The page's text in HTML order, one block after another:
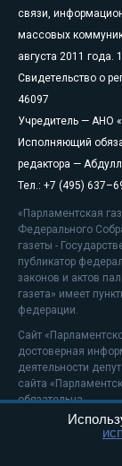
связи,
массовых
августа 2011 года.
Свидетельство о
46097
Учредитель — АНО
Исполняющий
редактора —
Тел.: +7 (495)
«Парламентская
Федерального
газеты -
публикатор
законов и актов
газета» имеет
федерации.
Сайт
достоверная
деятельности
сайта
обязательна.
На
Положение о